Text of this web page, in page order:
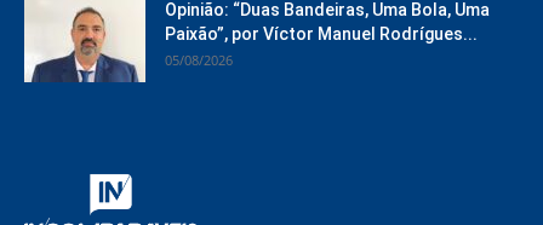
Opinião: “Duas Bandeiras, Uma Bola, Uma
Paixão”, por Víctor Manuel Rodrígues...
05/08/2026